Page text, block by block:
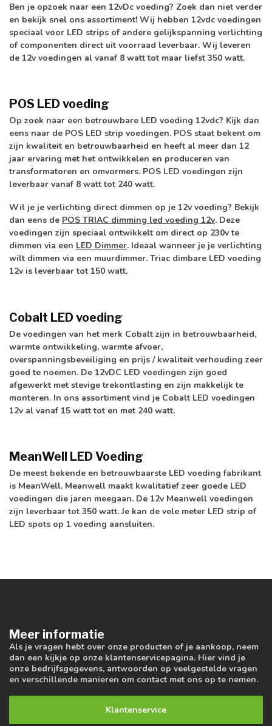
Ben je opzoek naar een 12vDc voeding? Zoek dan niet verder
en bekijk snel ons assortiment! Wij hebben 12vdc voedingen
speciaal voor LED strips of andere gelijkspanning verlichting
of componenten direct uit voorraad leverbaar. Wij leveren
de 12v voedingen al vanaf 8 watt tot maar liefst 350 watt.
POS LED voeding
Op zoek naar een betrouwbare LED voeding 12vdc? Kijk dan
eens naar de POS LED strip voedingen. POS staat bekent om
zijn kwaliteit en betrouwbaarheid en heeft al meer dan 12
jaar ervaring met het ontwikkelen en produceren van
transformatoren en omvormers. POS LED voedingen zijn
leverbaar vanaf 8 watt tot 240 watt.
Wil je je verlichting direct dimmen op je 12v voeding? Bekijk
dan eens de POS TRIAC dimming led voeding 12v. Deze
voedingen zijn speciaal ontwikkelt om direct op 230v te
dimmen via een LED Dimmer. Ideaal wanneer je je verlichting
wilt dimmen via een muurdimmer. Triac dimbare LED voeding
12v is leverbaar tot 150 watt.
Cobalt LED voeding
De voedingen van het merk Cobalt zijn in betrouwbaarheid,
warmte ontwikkeling, warmte afvoer,
overspanningsbeveiliging en prijs / kwaliteit verhouding zeer
goed te noemen. De 12vDC LED voedingen zijn goed
afgewerkt met stevige trekontlasting en zijn makkelijk te
monteren. In ons assortiment vind je Cobalt LED voedingen
12v al vanaf 15 watt tot en met 240 watt.
MeanWell LED Voeding
De meest bekende en betrouwbaarste LED voeding fabrikant
is MeanWell. Meanwell maakt kwalitatief zeer goede LED
voedingen die jaren meegaan. De 12v Meanwell voedingen
zijn leverbaar tot 350 watt. Je kan de vele meter LED strip of
LED spots op 1 voeding aansluiten.
Meer informatie
Als je vragen hebt over onze producten of je aankoop, neem
dan een kijkje op onze klantenservicepagina. Hier vind je
onze bedrijfsgegevens, antwoorden op veelgestelde vragen
en verschillende manieren om contact met ons op te nemen.
Klantenservice